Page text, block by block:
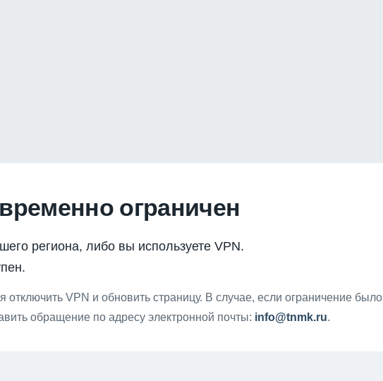
ограничен
региона, либо вы используете VPN.
отключить VPN и обновить страницу. В случае, если ограничение было
обращение по адресу электронной почты: info@tnmk.ru.